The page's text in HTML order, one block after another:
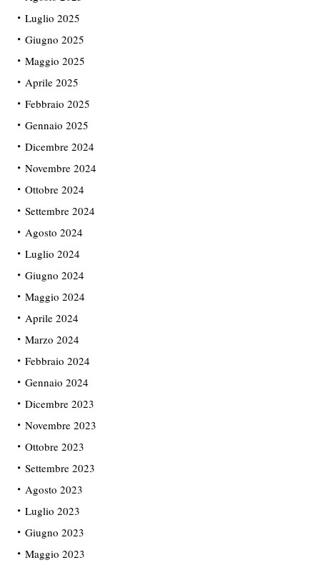
Luglio 2025
Giugno 2025
Maggio 2025
Aprile 2025
Febbraio 2025
Gennaio 2025
Dicembre 2024
Novembre 2024
Ottobre 2024
Settembre 2024
Agosto 2024
Luglio 2024
Giugno 2024
Maggio 2024
Aprile 2024
Marzo 2024
Febbraio 2024
Gennaio 2024
Dicembre 2023
Novembre 2023
Ottobre 2023
Settembre 2023
Agosto 2023
Luglio 2023
Giugno 2023
Maggio 2023